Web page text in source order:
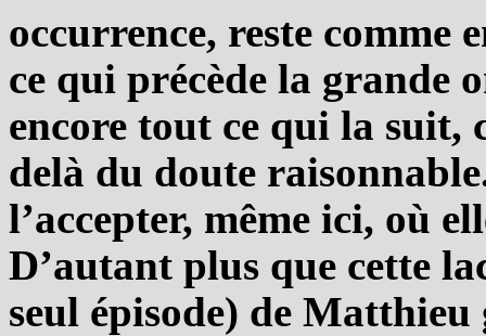
occurrence, reste comme
ce qui précède la grande
encore tout ce qui la
delà du doute
l’accepter, même ici, où
D’autant plus que cette
seul épisode) de